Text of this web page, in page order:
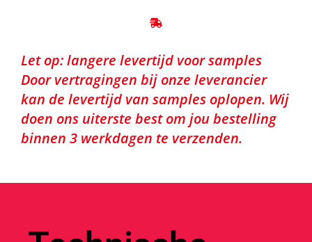
Let op: langere levertijd voor samples
Door vertragingen bij onze leverancier
kan de levertijd van samples oplopen. Wij
doen ons uiterste best om jou bestelling
binnen 3 werkdagen te verzenden.